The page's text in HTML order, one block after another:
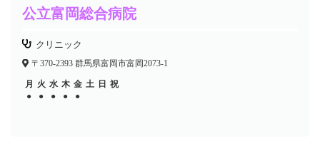
公立富岡総合病院
クリニック
〒370-2393 群馬県富岡市富岡2073-1
月 火 水 木 金 土 日 祝
●
● ● ● ●